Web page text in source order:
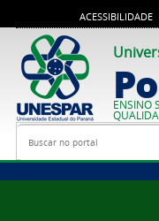
ACESSIBILIDADE
ENSINO
Busca